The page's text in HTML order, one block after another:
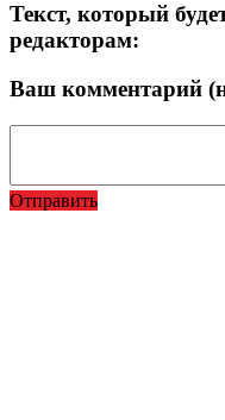
Текст, который
редакторам:
Ваш комментарий
Отправить